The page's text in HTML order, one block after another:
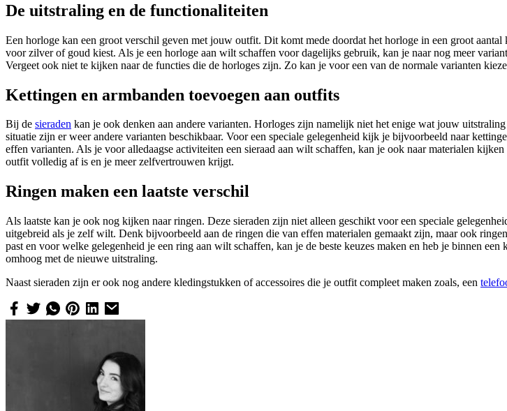
De uitstraling en de functionaliteiten
Een horloge kan een groot verschil geven met jouw outfit. Dit komt mede doordat het horloge in een groot
voor zilver of goud kiest. Als je een horloge aan wilt schaffen voor dagelijks gebruik, kan je naar nog meer
Vergeet ook niet te kijken naar de functies die de horloges zijn. Zo kan je voor een van de normale varianten
Kettingen en armbanden toevoegen aan outfits
Bij de sieraden kan je ook denken aan andere varianten. Horloges zijn namelijk niet het enige wat jouw
situatie zijn er weer andere varianten beschikbaar. Voor een speciale gelegenheid kijk je bijvoorbeeld naar
effen varianten. Als je voor alledaagse activiteiten een sieraad aan wilt schaffen, kan je ook naar materialen
outfit volledig af is en je meer zelfvertrouwen krijgt.
Ringen maken een laatste verschil
Als laatste kan je ook nog kijken naar ringen. Deze sieraden zijn niet alleen geschikt voor een speciale
uitgebreid als je zelf wilt. Denk bijvoorbeeld aan de ringen die van effen materialen gemaakt zijn, maar ook
past en voor welke gelegenheid je een ring aan wilt schaffen, kan je de beste keuzes maken en heb je binnen
omhoog met de nieuwe uitstraling.
Naast sieraden zijn er ook nog andere kledingstukken of accessoires die je outfit compleet maken zoals, een